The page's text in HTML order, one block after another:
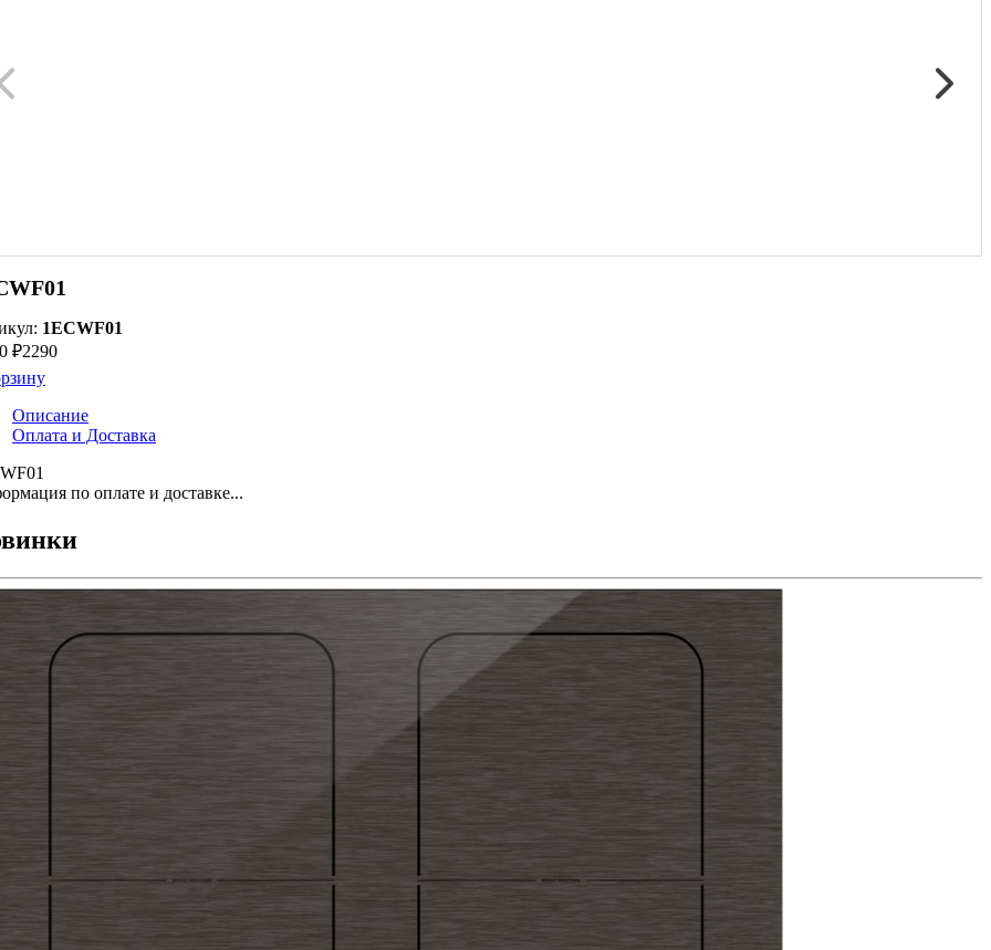
1ECWF01
₽2290
Описание
Оплата и Доставка
по оплате и доставке...